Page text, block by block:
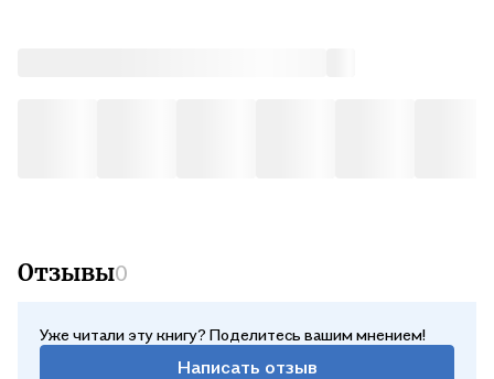
Отзывы0
Уже читали эту книгу? Поделитесь вашим мнением!
Написать отзыв